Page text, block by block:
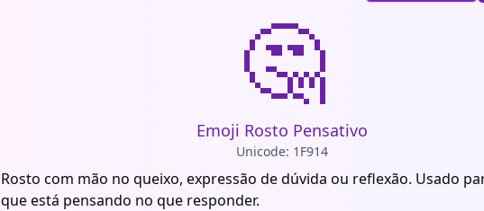
🤔
Emoji Rosto Pensativo
Unicode: 1F914
Rosto com mão no queixo, expressão de dúvida ou reflexão. Usado
que está pensando no que responder.